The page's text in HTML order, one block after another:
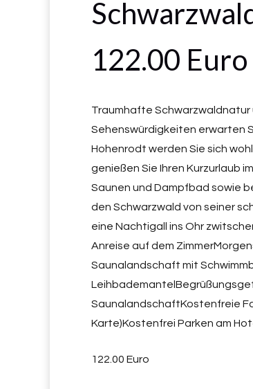
122.00 Euro
Traumhafte Schwarzwaldnatur
Sehenswürdigkeiten erwarten
Hohenrodt werden Sie sich
genießen Sie Ihren Kurzurlaub
Saunen und Dampfbad sowie
den Schwarzwald von seiner
eine Nachtigall ins Ohr
Anreise auf dem
Saunalandschaft mit
SaunalandschaftKostenfreie
Karte)Kostenfrei Parken am
122.00 Euro